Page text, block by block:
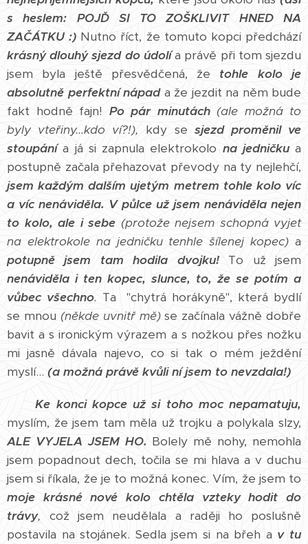
s heslem: POJĎ SI TO ZOŠKLIVIT HNED NA
ZAČÁTKU :) Nutno říct, že tomuto kopci předchází
krásný dlouhý sjezd do údolí a právě při tom sjezdu
jsem byla ještě přesvědčená, že tohle kolo je
absolutně perfektní nápada že jezdit na něm bude
fakt hodně fajn! Po pár minutách (ale možná to
byly vteřiny...kdo ví?!), kdy se sjezd proměnil ve
stoupánía já si zapnula elektrokolo na jedničkua
postupně začala přehazovat převody na ty nejlehčí,
jsem každým dalším ujetým metrem tohle kolo víc
a víc nenáviděla. V půlce už jsem nenáviděla nejen
to kolo, ale i sebe (protože nejsem schopná vyjet
na elektrokole na jedničku tenhle šílenej kopec) a
potupně jsem tam hodila dvojku!
To už jsem
nenáviděla i ten kopec, slunce, to, že se potím a
vůbec všechno. Ta "chytrá horákyně", která bydlí
se mnou (někde uvnitř mě)se začínala vážně dobře
bavit a s ironickým výrazem a s nožkou přes nožku
mi jasně dávala najevo, co si tak o mém ježdění
myslí... (a možná právě kvůli ní jsem to nevzdala!)
Ke konci kopce už si toho moc nepamatuju,
myslím, že jsem tam měla už trojku a polykala slzy,
ALE VYJELA JSEM HO. Bolely mě nohy, nemohla
jsem popadnout dech, točila se mi hlava a v duchu
jsem si říkala, že je to možná konec. Vím, že jsem to
moje krásné nové kolo chtěla vzteky hodit do
trávy, což jsem neudělala a raději ho poslušně
postavila na stojánek. Sedla jsem si na břeh a v tu